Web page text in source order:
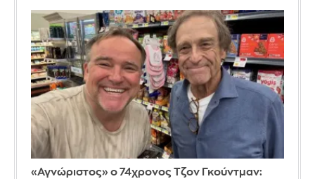
«Αγνώριστος» ο 74χρονος Τζον Γκούντμαν: